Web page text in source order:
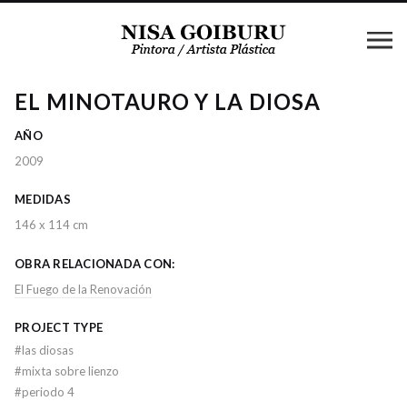
EL MINOTAURO Y LA DIOSA
AÑO
2009
MEDIDAS
146 x 114 cm
OBRA RELACIONADA CON:
El Fuego de la Renovación
PROJECT TYPE
#las diosas
#mixta sobre lienzo
#periodo 4